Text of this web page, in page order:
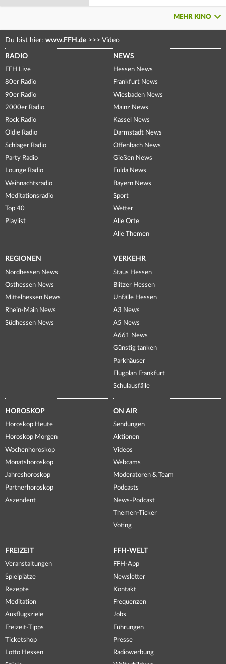
MEHR KINO
Du bist hier: www.FFH.de >>> Video
RADIO
FFH Live
80er Radio
90er Radio
2000er Radio
Rock Radio
Oldie Radio
Schlager Radio
Party Radio
Lounge Radio
Weihnachtsradio
Meditationsradio
Top 40
Playlist
NEWS
Hessen News
Frankfurt News
Wiesbaden News
Mainz News
Kassel News
Darmstadt News
Offenbach News
Gießen News
Fulda News
Bayern News
Sport
Wetter
Alle Orte
Alle Themen
REGIONEN
Nordhessen News
Osthessen News
Mittelhessen News
Rhein-Main News
Südhessen News
VERKEHR
Staus Hessen
Blitzer Hessen
Unfälle Hessen
A3 News
A5 News
A661 News
Günstig tanken
Parkhäuser
Flugplan Frankfurt
Schulausfälle
HOROSKOP
Horoskop Heute
Horoskop Morgen
Wochenhoroskop
Monatshoroskop
Jahreshoroskop
Partnerhoroskop
Aszendent
ON AIR
Sendungen
Aktionen
Videos
Webcams
Moderatoren & Team
Podcasts
News-Podcast
Themen-Ticker
Voting
FREIZEIT
Veranstaltungen
Spielplätze
Rezepte
Meditation
Ausflugsziele
Freizeit-Tipps
Ticketshop
Lotto Hessen
FFH-WELT
FFH-App
Newsletter
Kontakt
Frequenzen
Jobs
Führungen
Presse
Radiowerbung